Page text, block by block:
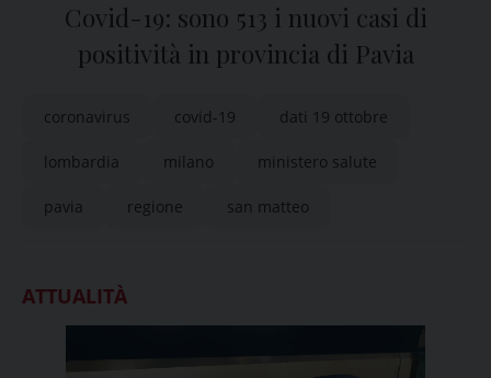
Covid-19: sono 513 i nuovi casi di
positività in provincia di Pavia
coronavirus covid-19 dati 19 ottobre
lombardia milano ministero salute
pavia regione san matteo
ATTUALITÀ